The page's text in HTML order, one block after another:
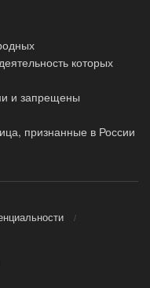
которых
и запрещены
признанные в России